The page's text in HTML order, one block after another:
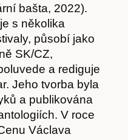
bašta, 2022).
s několika
působí jako
SK/CZ,
a rediguje
Jeho tvorba byla
a publikována
V roce
Václava